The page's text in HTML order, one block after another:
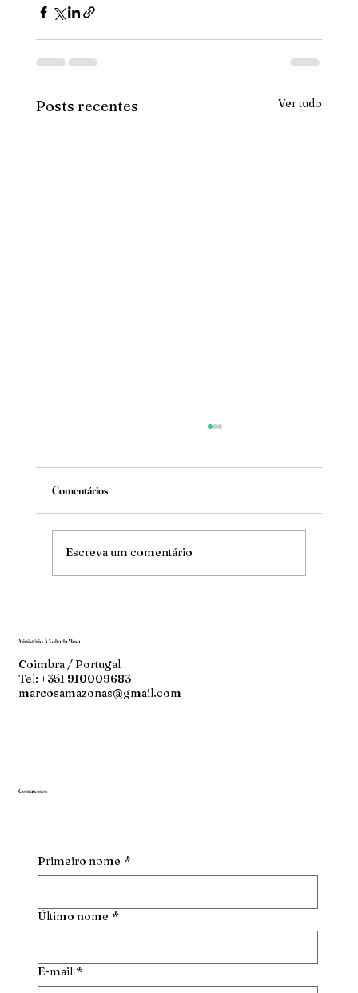
Posts recentes Ver tudo
Mude
Comentários
Escreva um comentário
Ministério À Volta da Mesa
Coimbra / Portugal
Tel: +351 910009683
marcosamazonas@gmail.com
Contate-nos
Primeiro nome *
Último nome *
E-mail *